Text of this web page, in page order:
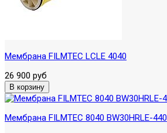
Мембрана FILMTEC LCLE 4040
26 900 руб
Мембрана FILMTEC 8040 BW30HRLE-440